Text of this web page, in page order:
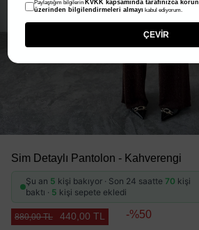
Sim Detaylı Pantolon - Kahverengi
Şu an 5 kişi bakıyor · Son 24 saatte 70 kişi
baktı · 5 kişi sepete ekledi
880,00 TL 440,00 TL 50
Paylaştığım bilgilerin KVKK kapsamında tarafınızca
üzerinden bilgilendirmeleri almayı kabul ediyorum.
ÇEVİR